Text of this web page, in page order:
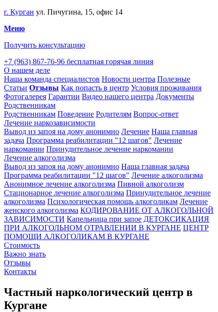
г. Курган ул. Пичугина, 15, офис 14
Меню
Получить консультацию
+7 (963) 867-76-96 бесплатная горячая линия
О нашем деле
Наша команда специалистов Новости центра Полезные
Статьи Отзывы Как попасть в центр Условия проживания
Фотогалерея Гарантии Видео нашего центра Документы
Родственникам
Родственникам Поведение Родителям Вопрос-ответ
Лечение наркозависимости
Вывод из запоя на дому анонимно Лечение Наша главная
задача Программа реабилитации "12 шагов" Лечение
наркомании Принудительное лечение наркомании
Лечение алкоголизма
Вывод из запоя на дому анонимно Наша главная задача
Программа реабилитации "12 шагов" Лечение алкоголизма
Анонимное лечение алкоголизма Пивной алкоголизм
Стационарное лечение алкоголизма Принудительное лечение
алкоголизма Психологическая помощь алкоголикам Лечение
женского алкоголизма КОДИРОВАНИЕ ОТ АЛКОГОЛЬНОЙ
ЗАВИСИМОСТИ Капельница при запое ДЕТОКСИКАЦИЯ
ПРИ АЛКОГОЛЬНОМ ОТРАВЛЕНИИ В КУРГАНЕ ЦЕНТР
ПОМОЩИ АЛКОГОЛИКАМ В КУРГАНЕ
Стоимость
Важно знать
Отзывы
Контакты
Частный наркологический центр в
Кургане